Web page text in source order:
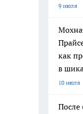
9 июля
как
в
10 июля
После